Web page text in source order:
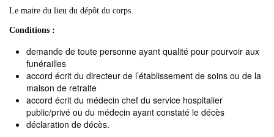
Le maire du lieu du dépôt du corps.
Conditions :
demande de toute personne ayant qualité pour pourvoir aux
funérailles
accord écrit du directeur de l’établissement de soins ou de la
maison de retraite
accord écrit du médecin chef du service hospitalier
public/privé ou du médecin ayant constaté le décès
déclaration de décès.